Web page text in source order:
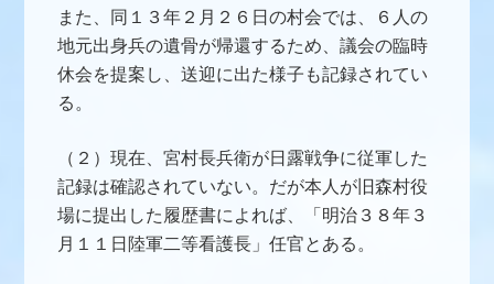
また、同１３年２月２６日の村会では、６人の
地元出身兵の遺骨が帰還するため、議会の臨時
休会を提案し、送迎に出た様子も記録されてい
る。
（２）現在、宮村長兵衛が日露戦争に従軍した
記録は確認されていない。 だが本人が旧森村役
場に提出した履歴書によれば、「明治３８年３
月１１日陸軍二等看護長」任官とある。